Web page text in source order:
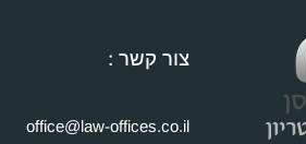
צור קשר :
office@law-offices.co.il